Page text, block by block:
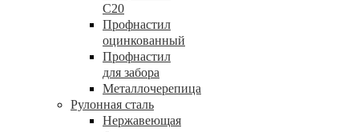
С20
Профнастил
оцинкованный
Профнастил
для забора
Металлочерепица
Рулонная сталь
Нержавеющая